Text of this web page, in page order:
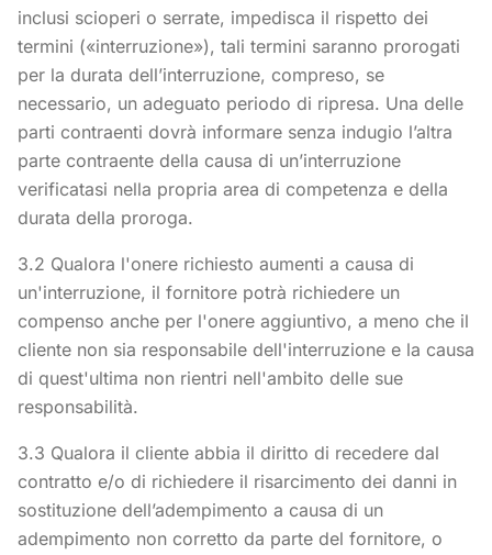
inclusi scioperi o serrate, impedisca il rispetto dei
termini («interruzione»), tali termini saranno prorogati
per la durata dell’interruzione, compreso, se
necessario, un adeguato periodo di ripresa. Una delle
parti contraenti dovrà informare senza indugio l’altra
parte contraente della causa di un’interruzione
verificatasi nella propria area di competenza e della
durata della proroga.
3.2 Qualora l'onere richiesto aumenti a causa di
un'interruzione, il fornitore potrà richiedere un
compenso anche per l'onere aggiuntivo, a meno che il
cliente non sia responsabile dell'interruzione e la causa
di quest'ultima non rientri nell'ambito delle sue
responsabilità.
3.3 Qualora il cliente abbia il diritto di recedere dal
contratto e/o di richiedere il risarcimento dei danni in
sostituzione dell’adempimento a causa di un
adempimento non corretto da parte del fornitore, o